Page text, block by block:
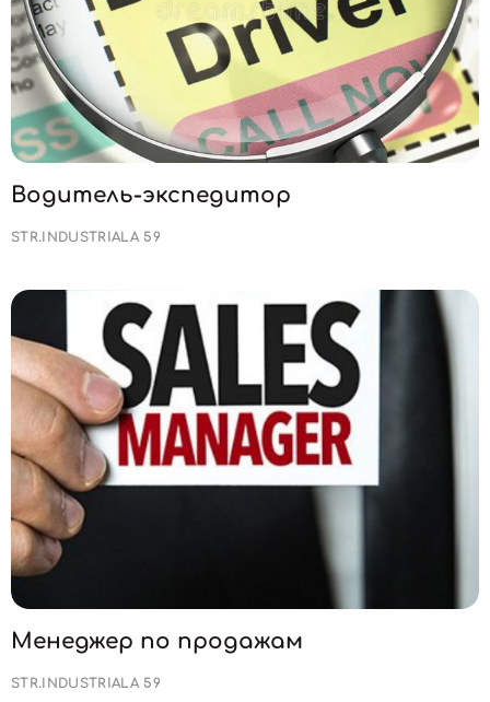
Водитель-экспедитор
STR.INDUSTRIALA 59
Менеджер по продажам
STR.INDUSTRIALA 59